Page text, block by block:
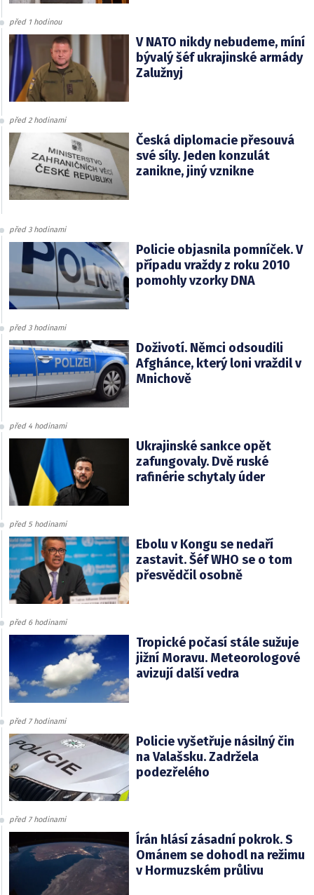
před 1 hodinou
V NATO nikdy nebudeme, míní
bývalý šéf ukrajinské armády
Zalužnyj
před 2 hodinami
Česká diplomacie přesouvá
své síly. Jeden konzulát
zanikne, jiný vznikne
před 3 hodinami
Policie objasnila pomníček. V
případu vraždy z roku 2010
pomohly vzorky DNA
před 3 hodinami
Doživotí. Němci odsoudili
Afghánce, který loni vraždil v
Mnichově
před 4 hodinami
Ukrajinské sankce opět
zafungovaly. Dvě ruské
rafinérie schytaly úder
před 5 hodinami
Ebolu v Kongu se nedaří
zastavit. Šéf WHO se o tom
přesvědčil osobně
před 6 hodinami
Tropické počasí stále sužuje
jižní Moravu. Meteorologové
avizují další vedra
před 7 hodinami
Policie vyšetřuje násilný čin
na Valašsku. Zadržela
podezřelého
před 7 hodinami
Írán hlásí zásadní pokrok. S
Ománem se dohodl na režimu
v Hormuzském průlivu